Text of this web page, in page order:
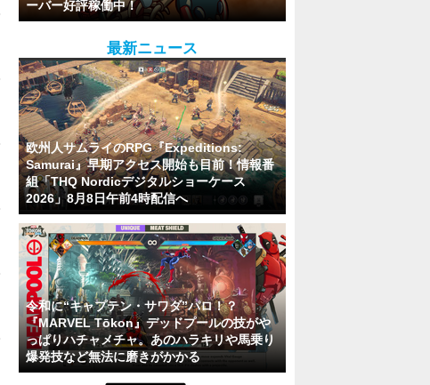
ーバー好評稼働中！
最新ニュース
欧州人サムライのRPG『Expeditions:
Samurai』早期アクセス開始も目前！情報番
組「THQ Nordicデジタルショーケース
2026」8月8日午前4時配信へ
令和に“キャプテン・サワダ”パロ！？
『MARVEL Tōkon』デッドプールの技がや
っぱりハチャメチャ。あのハラキリや馬乗り
爆発技など無法に磨きがかかる